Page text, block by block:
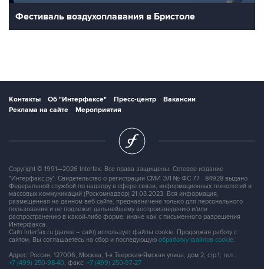
Фестиваль воздухоплавания в Бристоле
Контакты Об "Интерфаксе" Пресс-центр
Вакансии
Реклама на сайте
Мероприятия
Copyright © 1991—2026 Interfax. Все права защищены. Сетевое издание
"Интерфакс.ру". Свидетельство о регистрации СМИ ЭЛ № ФС 77 - 84928 выдано
Федеральной службой по надзору в сфере связи, информационных технологий и
массовых коммуникаций (Роскомнадзор) 21.03.2023. Вся информация,
размещенная на данном веб-сайте, предназначена только для персонального
пользования и не подлежит дальнейшему воспроизведению и/или
распространению в какой-либо форме, иначе как с письменного разрешения
Интерфакса.
Сайт Interfax.ru (далее – сайт) использует файлы cookie. Продолжая работу с
сайтом, Вы соглашаетесь на сбор и последующую обработку файлов cookie.
Адрес: Россия, 127006, Москва, 1-я Тверская-Ямская улица, дом 2, стр.1, тел.:
+7 (499) 250-98-40, факс: +7 (499) 250-97-27